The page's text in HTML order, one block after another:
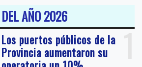
AÑO 2026
1
Los puertos públicos de la
Provincia aumentaron su